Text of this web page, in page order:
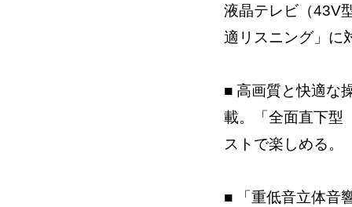
液晶テレビ（43V
適リスニング」に
■ 高画質と快適な
載。「全面直下
ストで楽しめる。
■ 「重低音立体音